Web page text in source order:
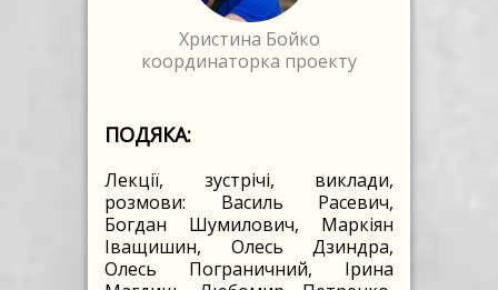
Христина Бойко
координаторка проекту
ПОДЯКА:
Лекції, зустрічі, виклади,
розмови: Василь Расевич,
Богдан Шумилович, Маркіян
Іващишин, Олесь Дзиндра,
Олесь Пограничний, Ірина